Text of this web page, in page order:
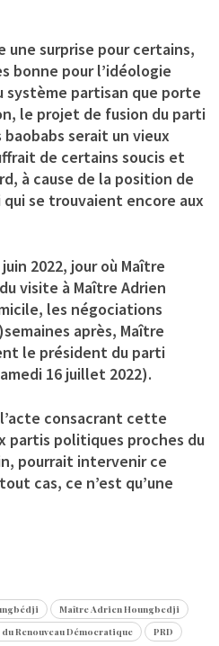
surprise pour certains,
bonne pour l’idéologie
système partisan que porte
le projet de fusion du parti
serait un vieux
de certains soucis et
à cause de la position de
se trouvaient encore aux
2022, jour où Maître
visite à Maître Adrien
les négociations
après, Maître
le président du parti
16 juillet 2022).
consacrant cette
partis politiques proches du
pourrait intervenir ce
cas, ce n’est qu’une
Maître Adrien Houngbedji
Renouveau Démocratique
PRD